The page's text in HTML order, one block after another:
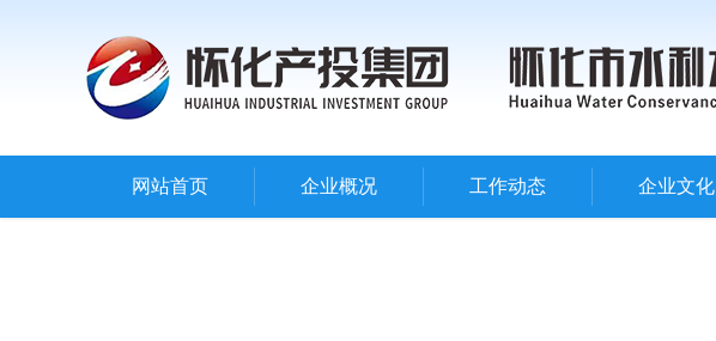
网站首页 企业概况 工作动态 企业文化